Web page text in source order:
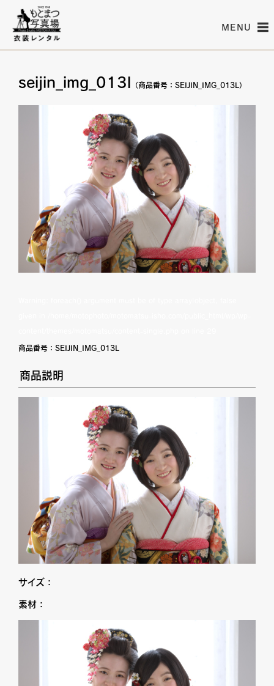
MENU
seijin_img_013l （商品番号：SEIJIN_IMG_013L）
商品番号： SEIJIN_IMG_013L
商品説明
サイズ：
素材：